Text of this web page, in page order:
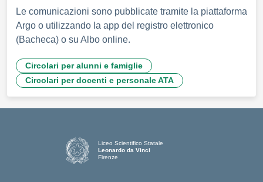
Le comunicazioni sono pubblicate tramite la piattaforma
Argo o utilizzando la app del registro elettronico
(Bacheca) o su Albo online.
Circolari per alunni e famiglie
Circolari per docenti e personale ATA
Liceo Scientifico Statale
Leonardo da Vinci
Firenze